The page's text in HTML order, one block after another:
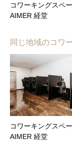
コワーキングスペ
AIMER 経堂
同じ地域のコワ
コワーキングスペ
AIMER 経堂